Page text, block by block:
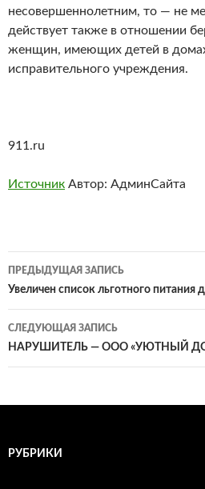
несовершеннолетним, то — не
действует также в отношении
женщин, имеющих детей в
исправительного учреждения.
911.ru
Источник Автор: АдминСайта
Навигация
по
записям
ПРЕДЫДУЩАЯ ЗАПИСЬ
Увеличен список льготного питания
СЛЕДУЮЩАЯ ЗАПИСЬ
НАРУШИТЕЛЬ — ООО «УЮТНЫЙ
РУБРИКИ